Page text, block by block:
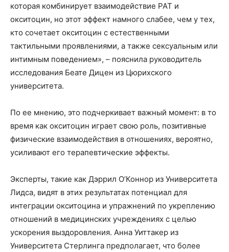
которая комбинирует взаимодействие PAT и
окситоцин, но этот эффект намного слабее, чем у тех,
кто сочетает окситоцин с естественными
тактильными проявлениями, а также сексуальным или
интимным поведением», – пояснила руководитель
исследования Беате Дицен из Цюрихского
университета.
По ее мнению, это подчеркивает важный момент: в то
время как окситоцин играет свою роль, позитивные
физические взаимодействия в отношениях, вероятно,
усиливают его терапевтические эффекты.
Эксперты, такие как Дэррил О’Коннор из Университета
Лидса, видят в этих результатах потенциал для
интеграции окситоцина и упражнений по укреплению
отношений в медицинских учреждениях с целью
ускорения выздоровления. Анна Уиттакер из
Университета Стерлинга предполагает, что более